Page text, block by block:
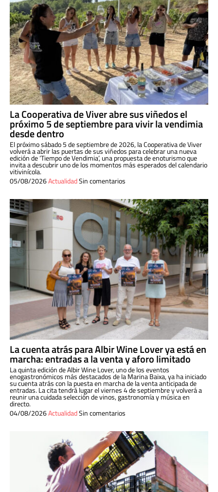
La Cooperativa de Viver abre sus viñedos el
próximo 5 de septiembre para vivir la vendimia
desde dentro
El próximo sábado 5 de septiembre de 2026, la Cooperativa de Viver
volverá a abrir las puertas de sus viñedos para celebrar una nueva
edición de ‘Tiempo de Vendimia’, una propuesta de enoturismo que
invita a descubrir uno de los momentos más esperados del calendario
vitivinícola.
05/08/2026ActualidadSin comentarios
La cuenta atrás para Albir Wine Lover ya está en
marcha: entradas a la venta y aforo limitado
La quinta edición de Albir Wine Lover, uno de los eventos
enogastronómicos más destacados de la Marina Baixa, ya ha iniciado
su cuenta atrás con la puesta en marcha de la venta anticipada de
entradas. La cita tendrá lugar el viernes 4 de septiembre y volverá a
reunir una cuidada selección de vinos, gastronomía y música en
directo.
04/08/2026ActualidadSin comentarios